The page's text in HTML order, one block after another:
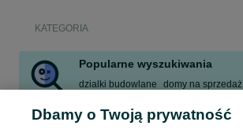
KATEGORIA
Popularne wyszukiwania
dzialki budowlane domy na sprzedaż
Dbamy o Twoją prywatność